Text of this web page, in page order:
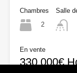
Chambres
2
Salle
En vente
330.000€